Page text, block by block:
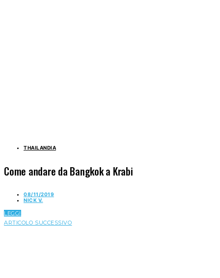
THAILANDIA
Come andare da Bangkok a Krabi
08/11/2019
NICK V.
LEGGI
ARTICOLO SUCCESSIVO